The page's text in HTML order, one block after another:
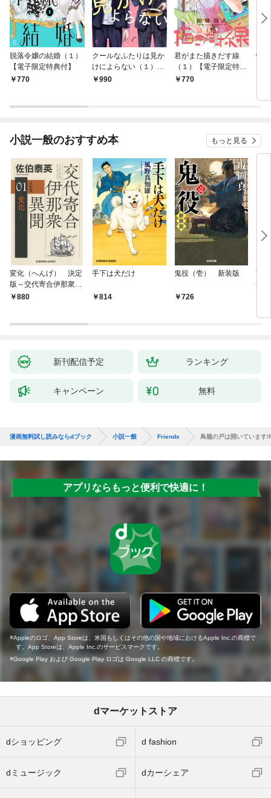
脱落令嬢の結婚（１）
【電子限定特典付】
770
クールなふたりは見か
けによらない（１）
【電子限定特典付】
990
君がまた描きだす線
（１）【電子限定特典
付】770
情
小説一般のおすすめ本 もっと見る
変化（へんげ） 決定
版～交代寄合伊那衆異
聞（1）～
880
手下は犬だけ
814
鬼役（壱） 新装版
726
南
舟
新刊配信予定 ランキング
キャンペーン 無料
漫画無料試し読みならdブック 小説一般 Friends 鳥籠の戸は開いています
アプリならもっと便利で快適に！
Appleのロゴ、App Storeは、米国もしくはその他の国や地域におけるApple Inc.の商標で
す。App Storeは、Apple Inc.のサービスマークです。
Google Play および Google Play ロゴは Google LLC の商標です。
dマーケットストア
dショッピング d fashion
dミュージック dカーシェア